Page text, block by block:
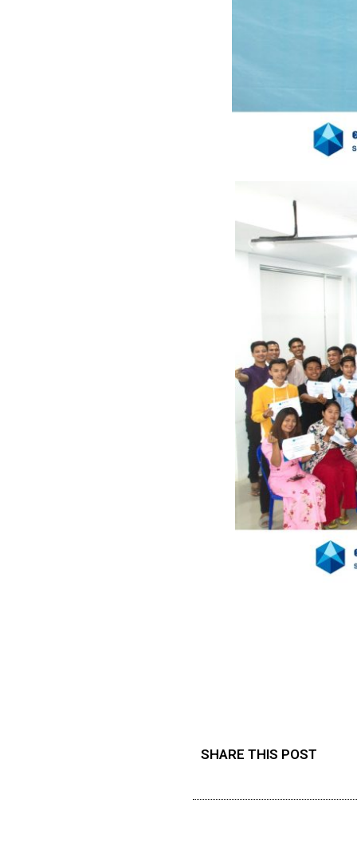
SHARE THIS POST